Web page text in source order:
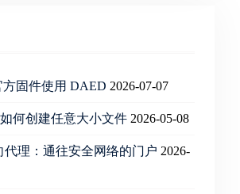
方固件使用 DAED 2026-07-07
何创建任意大小文件 2026-05-08
代理：通往安全网络的门户 2026-